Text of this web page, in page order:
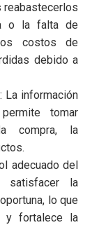
reabastecerlos
o la falta de
costos de
debido a
: La información
tomar
compra, la
adecuado del
satisfacer la
lo que
y fortalece la